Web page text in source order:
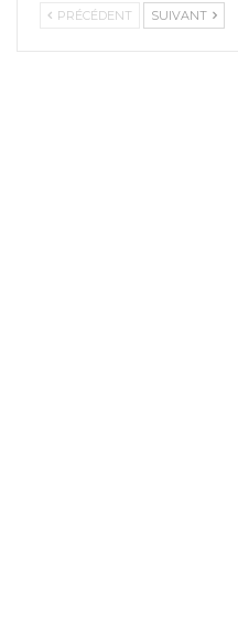
PRÉCÉDENT SUIVANT